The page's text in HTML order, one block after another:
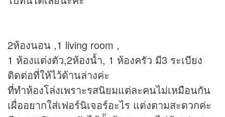
2ห้องนอน ,1 living room ,
1 ห้องแต่งตัว,2ห้องน้ำ, 1 ห้องครัว มี3 ระเบียง
ติดต่อที่ให้ไว้ด้านล่างค่ะ
ที่ทำห้องโล่งเพราะรสนิยมแต่ละคนไม่เหมือนกัน
เผื่ออยากใส่เฟอร์นิเจอร์อะไร แต่งตามสะดวกค่ะ